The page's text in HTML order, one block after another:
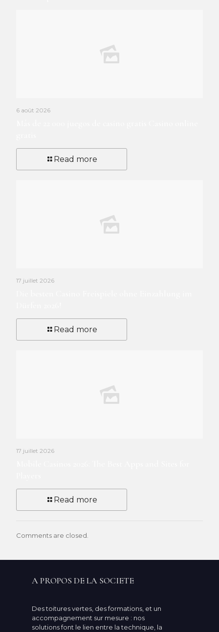
6 août 2026
Read more
17 juillet 2026
Read more
17 juillet 2026
Read more
Comments are closed.
A PROPOS DE LA SOCIETE
Des toitures vertes, des formations, et un
accompagnement sur mesure : nos
solutions font le lien entre la technique, la